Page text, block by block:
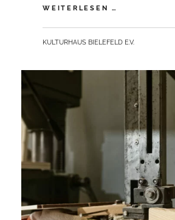
WEITERLESEN …
–
SPACE
2026!
BY
KULTURHAUS BIELEFELD E.V.